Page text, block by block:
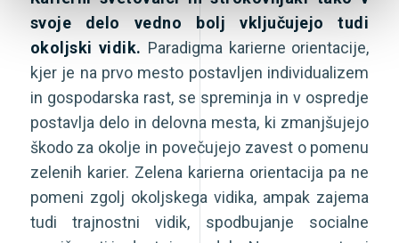
svoje delo vedno bolj vključujejo tudi
okoljski vidik. Paradigma karierne orientacije,
kjer je na prvo mesto postavljen individualizem
in gospodarska rast, se spreminja in v ospredje
postavlja delo in delovna mesta, ki zmanjšujejo
škodo za okolje in povečujejo zavest o pomenu
zelenih karier. Zelena karierna orientacija pa ne
pomeni zgolj okoljskega vidika, ampak zajema
tudi trajnostni vidik, spodbujanje socialne